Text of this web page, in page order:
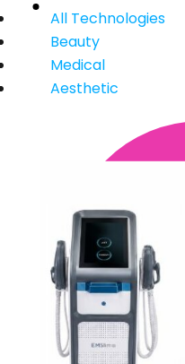
All Technologies
Beauty
Medical
Aesthetic